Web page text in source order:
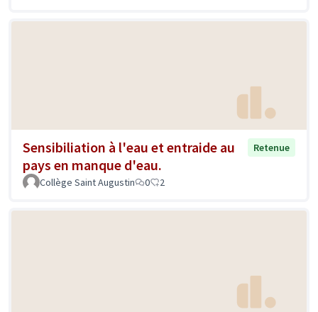
Sensibiliation à l'eau et entraide au
pays en manque d'eau.
Retenue
Collège Saint Augustin 0 2